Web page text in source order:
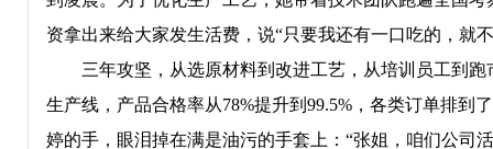
资拿出来给大家发生活费，说“只要我还有一口吃的，就
三年攻坚，从选原材料到改进工艺，从培训员工到跑
生产线，产品合格率从78%提升到99.5%，各类订单排
婷的手，眼泪掉在满是油污的手套上：“张姐，咱们公司